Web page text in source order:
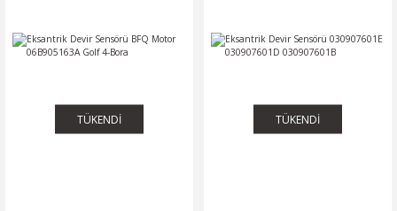
TÜKENDİ TÜKENDİ